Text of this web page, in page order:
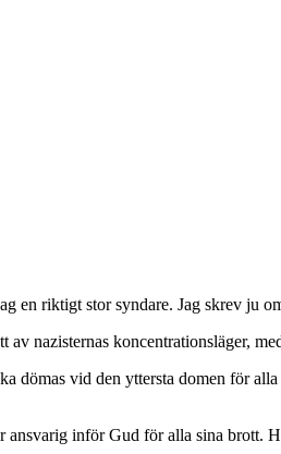
en riktigt stor syndare. Jag skrev ju
nazisternas koncentrationsläger,
dömas vid den yttersta domen för
inför Gud för alla sina brott.